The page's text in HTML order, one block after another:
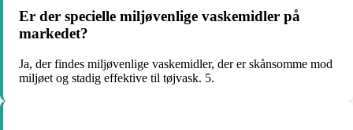
Er der specielle miljøvenlige vaskemidler på
markedet?
Ja, der findes miljøvenlige vaskemidler, der er skånsomme mod
miljøet og stadig effektive til tøjvask. 5.